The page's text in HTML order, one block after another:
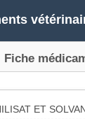
Fiche
ET